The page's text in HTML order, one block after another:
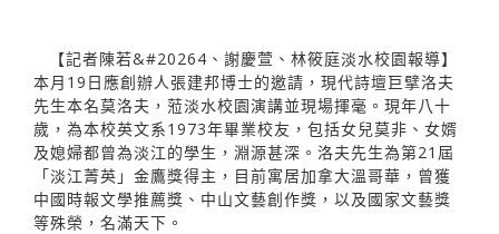
【記者陳若&#20264、謝慶萱、林筱庭淡水校園報導】
本月19日應創辦人張建邦博士的邀請，現代詩壇巨擘洛夫
先生本名莫洛夫，蒞淡水校園演講並現場揮毫。現年八十
歲，為本校英文系1973年畢業校友，包括女兒莫非、女婿
及媳婦都曾為淡江的學生，淵源甚深。洛夫先生為第21屆
「淡江菁英」金鷹獎得主，目前寓居加拿大溫哥華，曾獲
中國時報文學推薦獎、中山文藝創作獎，以及國家文藝獎
等殊榮，名滿天下。